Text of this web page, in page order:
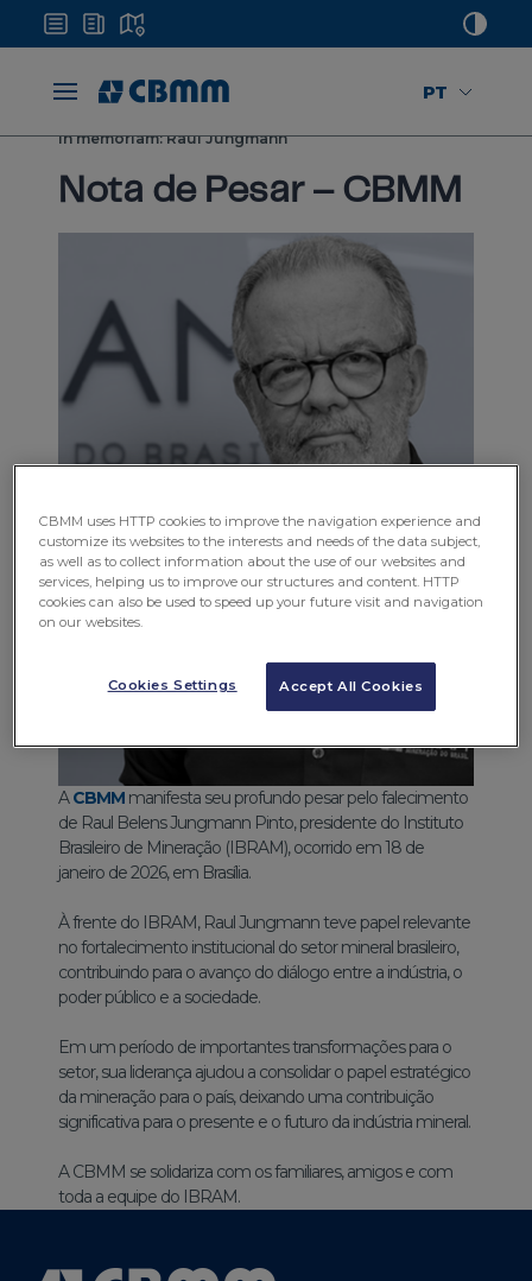
PT
In memoriam: Raul Jungmann
Nota de Pesar – CBMM
ACBMM manifesta seu profundo pesar pelo falecimento
de Raul Belens Jungmann Pinto, presidente do Instituto
Brasileiro de Mineração (IBRAM), ocorrido em 18 de
janeiro de 2026, em Brasília.
À frente do IBRAM, Raul Jungmann teve papel relevante
no fortalecimento institucional do setor mineral brasileiro,
contribuindo para o avanço do diálogo entre a indústria, o
poder público e a sociedade.
Em um período de importantes transformações para o
setor, sua liderança ajudou a consolidar o papel estratégico
da mineração para o país, deixando uma contribuição
significativa para o presente e o futuro da indústria mineral.
A CBMM se solidariza com os familiares, amigos e com
toda a equipe do IBRAM.
CBMM uses HTTP cookies to improve the navigation experience and
customize its websites to the interests and needs of the data subject,
as well as to collect information about the use of our websites and
services, helping us to improve our structures and content. HTTP
cookies can also be used to speed up your future visit and navigation
on our websites.
Accept All Cookies
Cookies Settings